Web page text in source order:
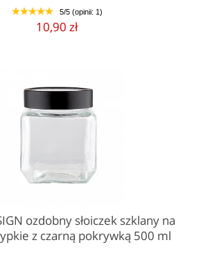
1 2 3 4 5 5/5 (opinii: 1)
10,90 zł
ozdobny słoiczek szklany na
z czarną pokrywką 500 ml